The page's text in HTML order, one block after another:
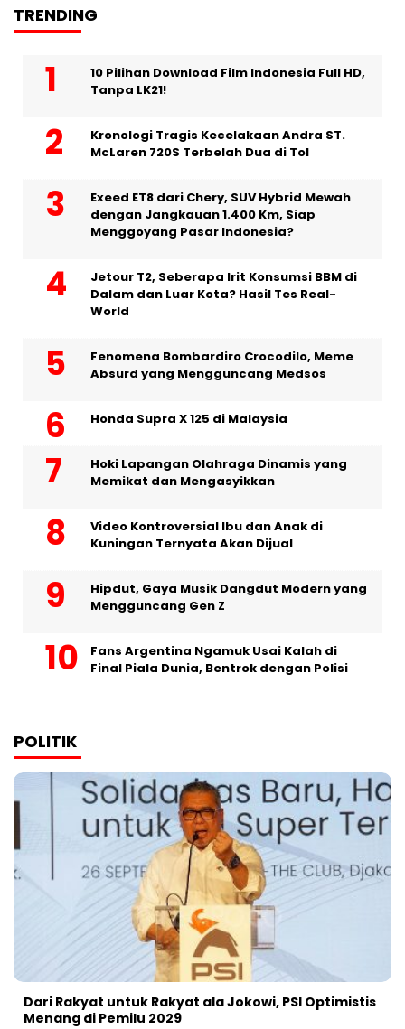
TRENDING
10 Pilihan Download Film Indonesia Full HD,
Tanpa LK21!
Kronologi Tragis Kecelakaan Andra ST.
McLaren 720S Terbelah Dua di Tol
Exeed ET8 dari Chery, SUV Hybrid Mewah
dengan Jangkauan 1.400 Km, Siap
Menggoyang Pasar Indonesia?
Jetour T2, Seberapa Irit Konsumsi BBM di
Dalam dan Luar Kota? Hasil Tes Real-
World
Fenomena Bombardiro Crocodilo, Meme
Absurd yang Mengguncang Medsos
Honda Supra X 125 di Malaysia
Hoki Lapangan Olahraga Dinamis yang
Memikat dan Mengasyikkan
Video Kontroversial Ibu dan Anak di
Kuningan Ternyata Akan Dijual
Hipdut, Gaya Musik Dangdut Modern yang
Mengguncang Gen Z
Fans Argentina Ngamuk Usai Kalah di
Final Piala Dunia, Bentrok dengan Polisi
POLITIK
Dari Rakyat untuk Rakyat ala Jokowi, PSI Optimistis
Menang di Pemilu 2029